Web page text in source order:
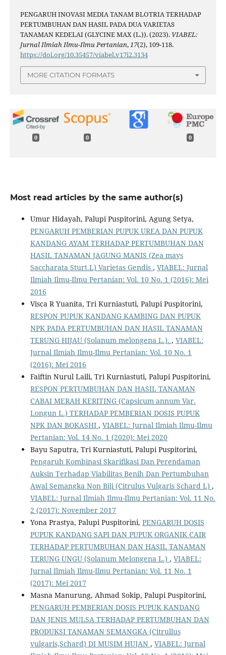
PENGARUH INOVASI MEDIA TANAM BLOTRIA TERHADAP
PERTUMBUHAN DAN HASIL PADA DUA VARIETAS
TANAMAN KEDELAI (GLYCINE MAX (L.)). (2023). VIABEL:
Jurnal Ilmiah Ilmu-Ilmu Pertanian,17(2), 109-118.
https://doi.org/10.35457/viabel.v17i2.3134
MORE CITATION FORMATS
0 0 0
Most read articles by the same author(s)
Umur Hidayah, Palupi Puspitorini, Agung Setya,
PENGARUH PEMBERIAN PUPUK UREA DAN PUPUK
KANDANG AYAM TERHADAP PERTUMBUHAN DAN
HASIL TANAMAN JAGUNG MANIS (Zea mays
Saccharata Sturt.L) Varietas Gendis , VIABEL: Jurnal
Ilmiah Ilmu-Ilmu Pertanian: Vol. 10 No. 1 (2016): Mei
2016
Visca R Yuanita, Tri Kurniastuti, Palupi Puspitorini,
RESPON PUPUK KANDANG KAMBING DAN PUPUK
NPK PADA PERTUMBUHAN DAN HASIL TANAMAN
TERUNG HIJAU (Solanum melongena L.). , VIABEL:
Jurnal Ilmiah Ilmu-Ilmu Pertanian: Vol. 10 No. 1
(2016): Mei 2016
Faiftin Nurul Laili, Tri Kurniastuti, Palupi Puspitorini,
RESPON PERTUMBUHAN DAN HASIL TANAMAN
CABAI MERAH KERITING (Capsicum annum Var.
Longun L.) TERHADAP PEMBERIAN DOSIS PUPUK
NPK DAN BOKASHI , VIABEL: Jurnal Ilmiah Ilmu-Ilmu
Pertanian: Vol. 14 No. 1 (2020): Mei 2020
Bayu Saputra, Tri Kurniastuti, Palupi Puspitorini,
Pengaruh Kombinasi Skarifikasi Dan Perendaman
Auksin Terhadap Viabilitas Benih Dan Pertumbuhan
Awal Semangka Non Biji (Citrulus Vulgaris Schard L) ,
VIABEL: Jurnal Ilmiah Ilmu-Ilmu Pertanian: Vol. 11 No.
2 (2017): November 2017
Yona Prastya, Palupi Puspitorini, PENGARUH DOSIS
PUPUK KANDANG SAPI DAN PUPUK ORGANIK CAIR
TERHADAP PERTUMBUHAN DAN HASIL TANAMAN
TERUNG UNGU (Solanum Melongena L.) , VIABEL:
Jurnal Ilmiah Ilmu-Ilmu Pertanian: Vol. 11 No. 1
(2017): Mei 2017
Masna Manurung, Ahmad Sokip, Palupi Puspitorini,
PENGARUH PEMBERIAN DOSIS PUPUK KANDANG
DAN JENIS MULSA TERHADAP PERTUMBUHAN DAN
PRODUKSI TANAMAN SEMANGKA (Citrullus
vulgaris,Schard) DI MUSIM HUJAN , VIABEL: Jurnal